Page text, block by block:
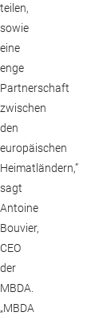
teilen,
sowie
eine
enge
Partnerschaft
zwischen
den
europäischen
Heimatländern,”
sagt
Antoine
Bouvier,
CEO
der
MBDA.
„MBDA